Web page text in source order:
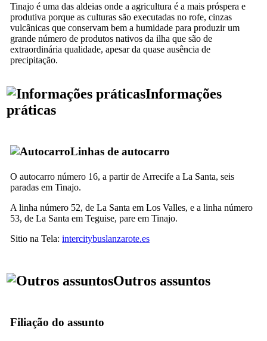
Tinajo é uma das aldeias onde a agricultura é a mais próspera e
produtiva porque as culturas são executadas no rofe, cinzas
vulcânicas que conservam bem a humidade para produzir um
grande número de produtos nativos da ilha que são de
extraordinária qualidade, apesar da quase ausência de
precipitação.
Informações
práticas
Linhas de autocarro
O autocarro número 16, a partir de Arrecife a La Santa, seis
paradas em Tinajo.
A linha número 52, de La Santa em Los Valles, e a linha número
53, de La Santa em Teguise, pare em Tinajo.
Sitio na Tela: intercitybuslanzarote.es
Outros assuntos
Filiação do assunto